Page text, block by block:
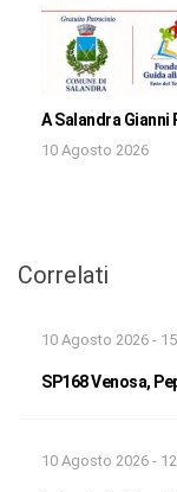
A Salandra
10 Agosto 2026
Correlati
10 Agosto 2026 -
SP168 Venosa,
10 Agosto 2026 -